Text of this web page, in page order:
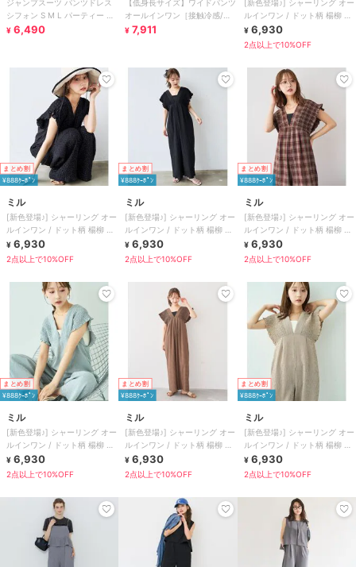
ジャンプスーツ パンツドレス
シフォン S M L パーティー 結
婚式
¥ 6,490
【低身長サイズ】ワイドパンツ
オールインワン［接触冷感/ア
ンチピリング］
¥ 7,911
[新色登場♪] シャーリング オー
ルインワン / ドット柄 楊柳 ギ
ンガム 【mil(ミル)】
¥ 6,930
2点以上で10%OFF
まとめ割
¥888ｸｰﾎﾟﾝ
ミル
[新色登場♪] シャーリング オー
ルインワン / ドット柄 楊柳 ギ
ンガム 【mil(ミル)】
¥ 6,930
2点以上で10%OFF
まとめ割
¥888ｸｰﾎﾟﾝ
ミル
[新色登場♪] シャーリング オー
ルインワン / ドット柄 楊柳 ギ
ンガム 【mil(ミル)】
¥ 6,930
2点以上で10%OFF
まとめ割
¥888ｸｰﾎﾟﾝ
ミル
[新色登場♪] シャーリング オー
ルインワン / ドット柄 楊柳 ギ
ンガム 【mil(ミル)】
¥ 6,930
2点以上で10%OFF
まとめ割
¥888ｸｰﾎﾟﾝ
ミル
[新色登場♪] シャーリング オー
ルインワン / ドット柄 楊柳 ギ
ンガム 【mil(ミル)】
¥ 6,930
2点以上で10%OFF
まとめ割
¥888ｸｰﾎﾟﾝ
ミル
[新色登場♪] シャーリング オー
ルインワン / ドット柄 楊柳 ギ
ンガム 【mil(ミル)】
¥ 6,930
2点以上で10%OFF
まとめ割
¥888ｸｰﾎﾟﾝ
ミル
[新色登場♪] シャーリング オー
ルインワン / ドット柄 楊柳 ギ
ンガム 【mil(ミル)】
¥ 6,930
2点以上で10%OFF